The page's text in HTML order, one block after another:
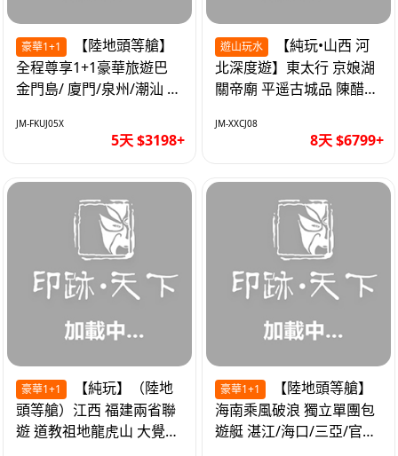
豪華1+1
全程尊享1+1豪華旅遊巴
金門島/ 廈門/泉州/潮汕 無
JM-FKUJ05X
5天 $3198+
遊山玩水
北深度遊】東太行 京娘湖
關帝廟 平遥古城品 陳醋咖
JM-XXCJ08
8天 $6799+
豪華1+1
頭等艙）江西 福建兩省聯
遊 道教祖地龍虎山 大覺山
豪華1+1
海南乘風破浪 獨立單團包
遊艇 湛江/海口/三亞/官塘/